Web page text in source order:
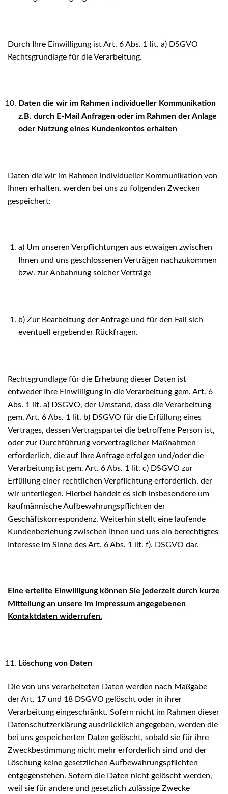
Durch Ihre Einwilligung ist Art. 6 Abs. 1 lit. a) DSGVO
Rechtsgrundlage für die Verarbeitung.
Daten die wir im Rahmen individueller Kommunikation
z.B. durch E-Mail Anfragen oder im Rahmen der Anlage
oder Nutzung eines Kundenkontos erhalten
Daten die wir im Rahmen individueller Kommunikation von
Ihnen erhalten, werden bei uns zu folgenden Zwecken
gespeichert:
a) Um unseren Verpflichtungen aus etwaigen zwischen
Ihnen und uns geschlossenen Verträgen nachzukommen
bzw. zur Anbahnung solcher Verträge
b) Zur Bearbeitung der Anfrage und für den Fall sich
eventuell ergebender Rückfragen.
Rechtsgrundlage für die Erhebung dieser Daten ist
entweder Ihre Einwilligung in die Verarbeitung gem. Art. 6
Abs. 1 lit. a) DSGVO, der Umstand, dass die Verarbeitung
gem. Art. 6 Abs. 1 lit. b) DSGVO für die Erfüllung eines
Vertrages, dessen Vertragspartei die betroffene Person ist,
oder zur Durchführung vorvertraglicher Maßnahmen
erforderlich, die auf Ihre Anfrage erfolgen und/oder die
Verarbeitung ist gem. Art. 6 Abs. 1 lit. c) DSGVO zur
Erfüllung einer rechtlichen Verpflichtung erforderlich, der
wir unterliegen. Hierbei handelt es sich insbesondere um
kaufmännische Aufbewahrungspflichten der
Geschäftskorrespondenz. Weiterhin stellt eine laufende
Kundenbeziehung zwischen Ihnen und uns ein berechtigtes
Interesse im Sinne des Art. 6 Abs. 1 lit. f). DSGVO dar.
Eine erteilte Einwilligung können Sie jederzeit durch kurze
Mitteilung an unsere im Impressum angegebenen
Kontaktdaten widerrufen.
Löschung von Daten
Die von uns verarbeiteten Daten werden nach Maßgabe
der Art. 17 und 18 DSGVO gelöscht oder in ihrer
Verarbeitung eingeschränkt. Sofern nicht im Rahmen dieser
Datenschutzerklärung ausdrücklich angegeben, werden die
bei uns gespeicherten Daten gelöscht, sobald sie für ihre
Zweckbestimmung nicht mehr erforderlich sind und der
Löschung keine gesetzlichen Aufbewahrungspflichten
entgegenstehen. Sofern die Daten nicht gelöscht werden,
weil sie für andere und gesetzlich zulässige Zwecke